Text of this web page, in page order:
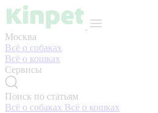
Москва
Всё о собаках
Всё о кошках
Сервисы
Поиск по статьям
Всё о собаках Всё о кошках